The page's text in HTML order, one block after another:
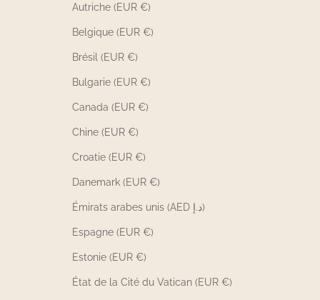
Autriche (EUR €)
Belgique (EUR €)
Brésil (EUR €)
Bulgarie (EUR €)
Canada (EUR €)
Chine (EUR €)
Croatie (EUR €)
Danemark (EUR €)
Émirats arabes unis (AED د.إ)
Espagne (EUR €)
Estonie (EUR €)
État de la Cité du Vatican (EUR €)